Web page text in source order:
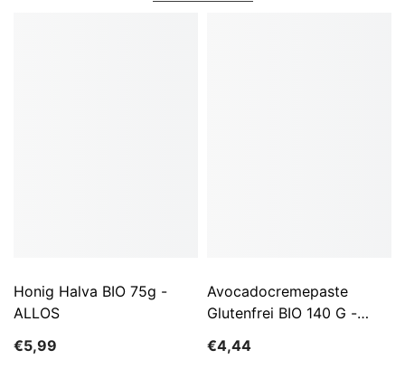
Honig Halva BIO 75g -
ALLOS
€5,99
Avocadocremepaste
Glutenfrei BIO 140 G -
€4,44